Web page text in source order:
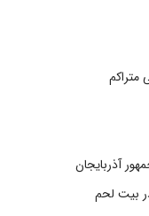
متراکم
آذربایجان
بیت‌ لحم